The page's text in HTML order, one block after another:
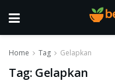
Home Tag Gelapkan
Tag: Gelapkan